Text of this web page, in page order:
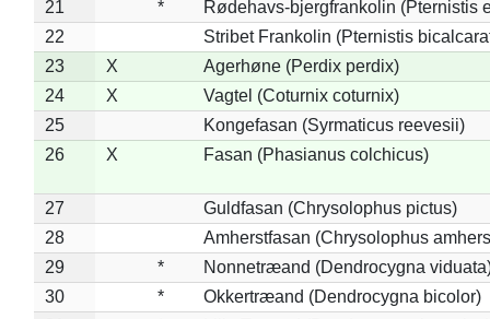
21
*
Rødehavs-bjergfrankolin (Pternistis
22
Stribet Frankolin (Pternistis
23
X
Agerhøne (Perdix perdix)
24
X
Vagtel (Coturnix coturnix)
25
Kongefasan (Syrmaticus reevesii)
26
X Fasan (Phasianus colchicus)
27
Guldfasan (Chrysolophus pictus)
28
Amherstfasan (Chrysolophus
29
*
Nonnetræand (Dendrocygna
30
*
Okkertræand (Dendrocygna bicolor)